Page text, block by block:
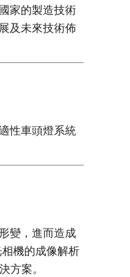
家的製造技術
及未來技術佈
性車頭燈系統
變，進而造成
機的成像解析
方案。